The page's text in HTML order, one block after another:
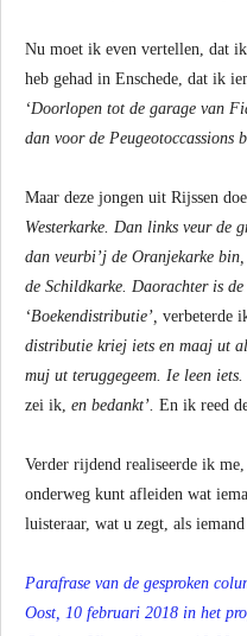
Nu moet ik even vertellen, dat
heb gehad in Enschede, dat ik
‘Doorlopen tot de garage van
dan voor de Peugeotoccassions
Maar deze jongen uit Rijssen
Westerkarke. Dan links veur de
dan veurbi’j de Oranjekarke
de Schildkarke. Daorachter is de
‘Boekendistributie’, verbeterde
distributie kriej iets en maaj ut
muj ut teruggegeem. Ie leen
zei ik, en bedankt’. En ik reed
Verder rijdend realiseerde ik
onderweg kunt afleiden wat
luisteraar, wat u zegt, als
Parafrase van de gesproken
Oost, 10 februari 2018 in het